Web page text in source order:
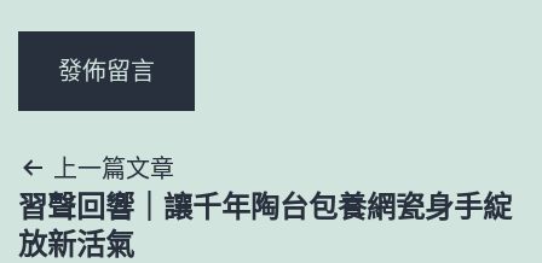
文
章
上一篇文章
習聲回響｜讓千年陶台包養網瓷身手綻
放新活氣